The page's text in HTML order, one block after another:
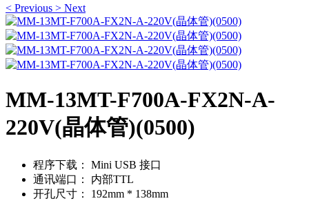
< Previous > Next
MM-13MT-F700A-FX2N-A-
220V(晶体管)(0500)
程序下载：
Mini USB 接口
通讯端口：
内部TTL
开孔尺寸：
192mm * 138mm